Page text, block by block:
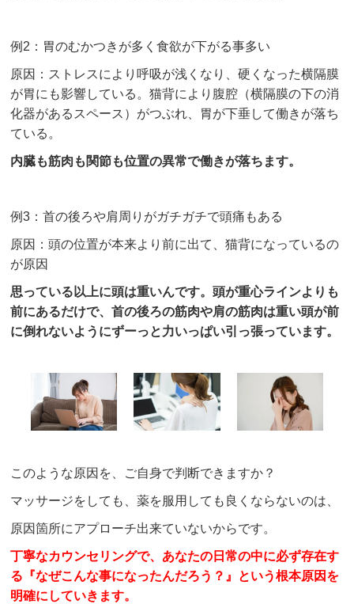
例2：胃のむかつきが多く食欲が下がる事多い
原因：ストレスにより呼吸が浅くなり、硬くなった横隔膜
が胃にも影響している。猫背により腹腔（横隔膜の下の消
化器があるスペース）がつぶれ、胃が下垂して働きが落ち
ている。
内臓も筋肉も関節も位置の異常で働きが落ちます。
例3：首の後ろや肩周りがガチガチで頭痛もある
原因：頭の位置が本来より前に出て、猫背になっているの
が原因
思っている以上に頭は重いんです。頭が重心ラインよりも
前にあるだけで、首の後ろの筋肉や肩の筋肉は重い頭が前
に倒れないようにずーっと力いっぱい引っ張っています。
このような原因を、ご自身で判断できますか？
マッサージをしても、薬を服用しても良くならないのは、
原因箇所にアプローチ出来ていないからです。
丁寧なカウンセリングで、あなたの日常の中に必ず存在す
る『なぜこんな事になったんだろう？』という根本原因を
明確にしていきます。